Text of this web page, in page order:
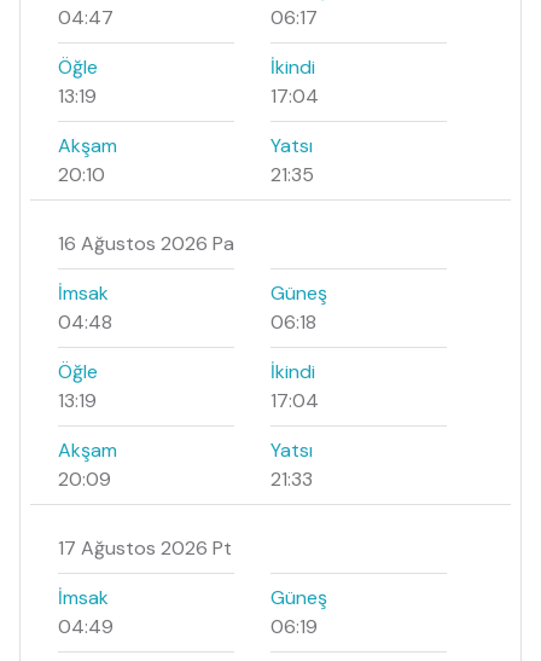
04:47
06:17
Öğle
13:19
İkindi
17:04
Akşam
20:10
Yatsı
21:35
16 Ağustos 2026 Pa
İmsak
04:48
Güneş
06:18
Öğle
13:19
İkindi
17:04
Akşam
20:09
Yatsı
21:33
17 Ağustos 2026 Pt
İmsak
04:49
Güneş
06:19